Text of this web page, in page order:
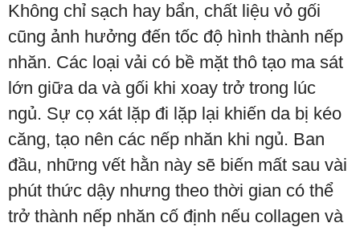
Không chỉ sạch hay bẩn, chất liệu vỏ gối
cũng ảnh hưởng đến tốc độ hình thành nếp
nhăn. Các loại vải có bề mặt thô tạo ma sát
lớn giữa da và gối khi xoay trở trong lúc
ngủ. Sự cọ xát lặp đi lặp lại khiến da bị kéo
căng, tạo nên các nếp nhăn khi ngủ. Ban
đầu, những vết hằn này sẽ biến mất sau vài
phút thức dậy nhưng theo thời gian có thể
trở thành nếp nhăn cố định nếu collagen và